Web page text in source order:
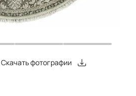
Скачать фотографии